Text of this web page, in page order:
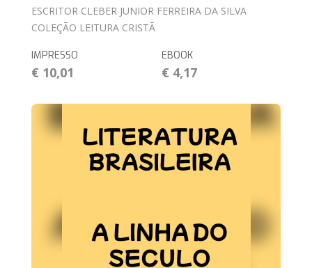
ESCRITOR CLEBER JUNIOR FERREIRA DA SILVA
COLEÇÃO LEITURA CRISTÃ
IMPRESSO
€ 10,01
EBOOK
€ 4,17